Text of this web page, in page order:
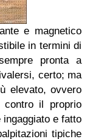
e magnetico
in termini di
pronta a
certo; ma
elevato, ovvero
contro il proprio
e fatto
tipiche